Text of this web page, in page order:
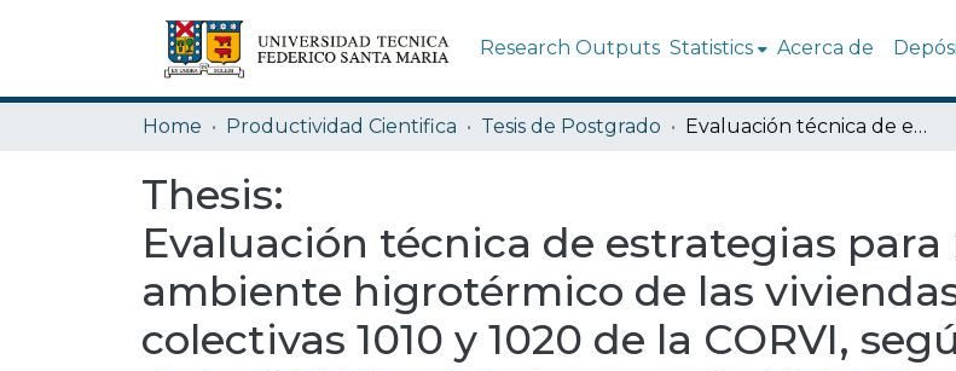
Research Outputs Statistics Acerca de
Home Productividad Cientifica Tesis de Postgrado Evaluación técnica de estrategias para mejorar el ambiente higrotérmico de las viviendas sociales colectivas 1010 y 1020 de la CORVI, según las exigencias de la OGUC y el Anteproyecto NTM-11 para las zonas térmicas de Chile
Thesis:
Evaluación técnica de estrategias para
ambiente higrotérmico de las
colectivas 1010 y 1020 de la CORVI,